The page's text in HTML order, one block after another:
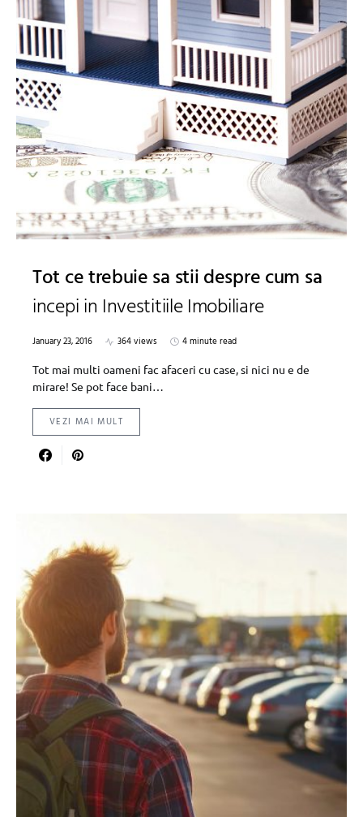
Tot ce trebuie sa stii despre cum sa
incepi in Investitiile Imobiliare
January 23, 2016 364 views
4 minute read
Tot mai multi oameni fac afaceri cu case, si nici nu e de
mirare! Se pot face bani…
VEZI MAI MULT